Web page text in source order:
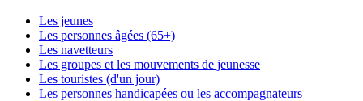
Les jeunes
Les personnes âgées (65+)
Les navetteurs
Les groupes et les mouvements de jeunesse
Les touristes (d'un jour)
Les personnes handicapées ou les accompagnateurs